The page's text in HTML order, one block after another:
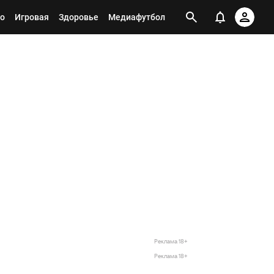
Игровая Здоровье Медиафутбол
Реклама 18+
Реклама 18+